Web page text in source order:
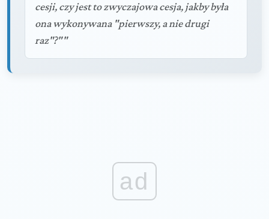
cesji, czy jest to zwyczajowa cesja, jakby była
ona wykonywana "pierwszy, a nie drugi
raz"?""
ad